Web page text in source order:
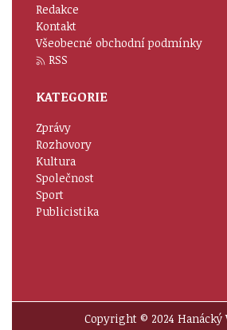
Redakce
Kontakt
Všeobecné obchodní podmínky
RSS
KATEGORIE
Zprávy
Rozhovory
Kultura
Společnost
Sport
Publicistika
Copyright © 2024 Hanácký